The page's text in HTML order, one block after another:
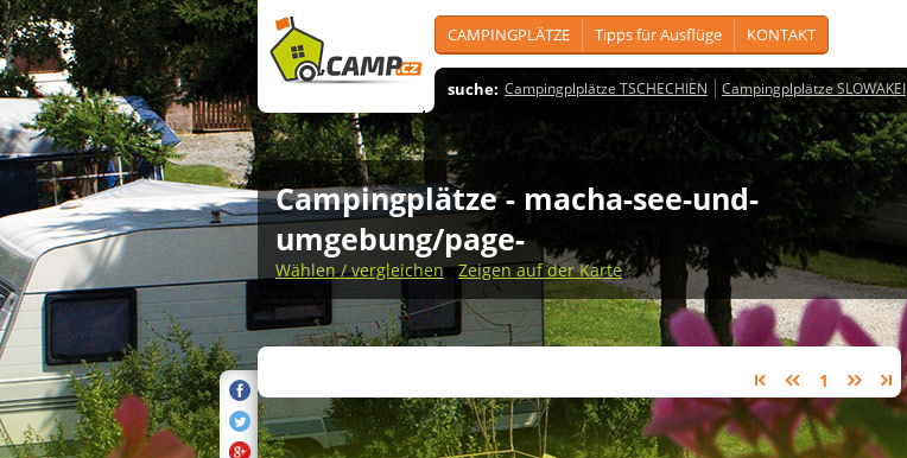
CAMPINGPLÄTZE Tipps für Ausflüge KONTAKT
suche: Campingplplätze TSCHECHIEN Campingplplätze SLOWAKEI
Campingplätze - macha-see-und-
umgebung/page-
Wählen / vergleichen Zeigen auf der Karte
1